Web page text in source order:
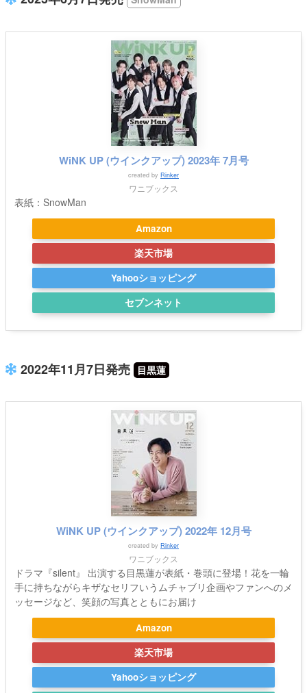
WiNK UP (ウインクアップ) 2023年 7月号
created by Rinker
ワニブックス
表紙：SnowMan
Amazon
楽天市場
Yahooショッピング
セブンネット
2022年11月7日発売 目黒蓮
WiNK UP (ウインクアップ) 2022年 12月号
created by Rinker
ワニブックス
ドラマ『silent』 出演する目黒蓮が表紙・巻頭に登場！花を一輪
手に持ちながらキザなセリフいうムチャブリ企画やファンへのメ
ッセージなど、笑顔の写真とともにお届け
Amazon
楽天市場
Yahooショッピング